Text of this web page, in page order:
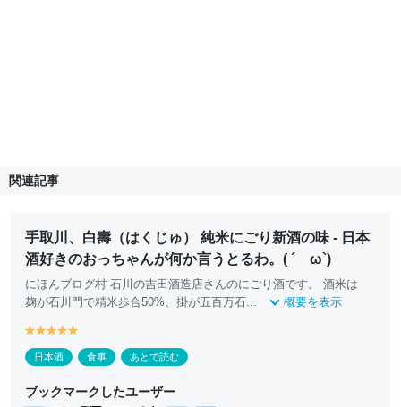
関連記事
手取川、白壽（はくじゅ） 純米にごり新酒の味 - 日本
酒好きのおっちゃんが何か言うとるわ。( ´ ω`)
にほんブログ村 石川の吉田酒造店さんのにごり酒です。 酒米は
麹が石川門で精米歩合50%、掛が五百万石...
概要を表示
y
e
ll
w
y
e
ll
o
w
y
e
ll
w
y
e
ll
w
e
ll
w
日本酒 食事 あとで読む
ブックマークしたユーザー